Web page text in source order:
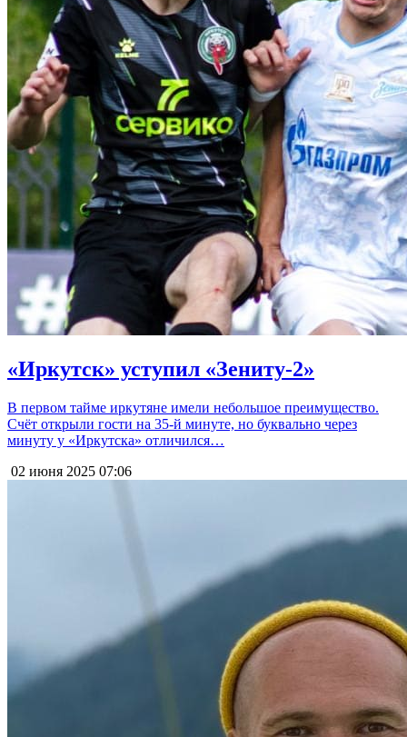
«Иркутск» уступил «Зениту-2»
В первом тайме иркутяне имели небольшое преимущество.
Счёт открыли гости на 35-й минуте, но буквально через
минуту у «Иркутска» отличился…
02 июня 2025 07:06